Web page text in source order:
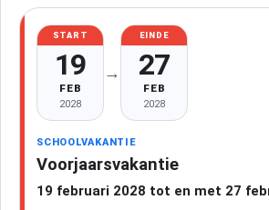
START
19
FEB
2028
→
EINDE
27
FEB
2028
SCHOOLVAKANTIE
Voorjaarsvakantie
19 februari 2028 tot en met 27